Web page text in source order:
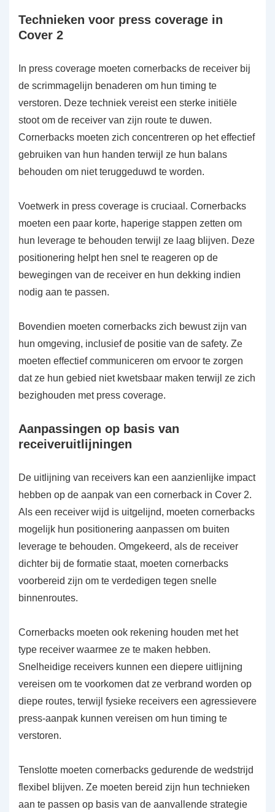
Technieken voor press coverage in
Cover 2
In press coverage moeten cornerbacks de receiver bij
de scrimmagelijn benaderen om hun timing te
verstoren. Deze techniek vereist een sterke initiële
stoot om de receiver van zijn route te duwen.
Cornerbacks moeten zich concentreren op het effectief
gebruiken van hun handen terwijl ze hun balans
behouden om niet teruggeduwd te worden.
Voetwerk in press coverage is cruciaal. Cornerbacks
moeten een paar korte, haperige stappen zetten om
hun leverage te behouden terwijl ze laag blijven. Deze
positionering helpt hen snel te reageren op de
bewegingen van de receiver en hun dekking indien
nodig aan te passen.
Bovendien moeten cornerbacks zich bewust zijn van
hun omgeving, inclusief de positie van de safety. Ze
moeten effectief communiceren om ervoor te zorgen
dat ze hun gebied niet kwetsbaar maken terwijl ze zich
bezighouden met press coverage.
Aanpassingen op basis van
receiveruitlijningen
De uitlijning van receivers kan een aanzienlijke impact
hebben op de aanpak van een cornerback in Cover 2.
Als een receiver wijd is uitgelijnd, moeten cornerbacks
mogelijk hun positionering aanpassen om buiten
leverage te behouden. Omgekeerd, als de receiver
dichter bij de formatie staat, moeten cornerbacks
voorbereid zijn om te verdedigen tegen snelle
binnenroutes.
Cornerbacks moeten ook rekening houden met het
type receiver waarmee ze te maken hebben.
Snelheidige receivers kunnen een diepere uitlijning
vereisen om te voorkomen dat ze verbrand worden op
diepe routes, terwijl fysieke receivers een agressievere
press-aanpak kunnen vereisen om hun timing te
verstoren.
Tenslotte moeten cornerbacks gedurende de wedstrijd
flexibel blijven. Ze moeten bereid zijn hun technieken
aan te passen op basis van de aanvallende strategie